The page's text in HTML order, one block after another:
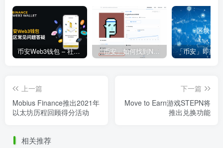
币安Web3钱包 – 社区常见问题答疑 「币安」如何找到NFT合约地址？
上一篇
Mobius Finance推出2021年
以太坊历程回顾得分活动
下一篇
Move to Earn游戏STEPN将
推出兑换功能
相关推荐